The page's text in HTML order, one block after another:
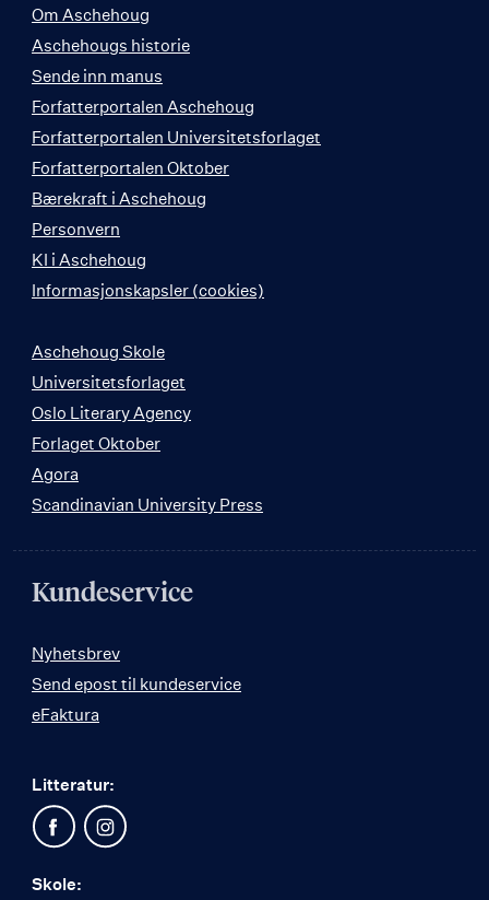
Om Aschehoug
Aschehougs historie
Sende inn manus
Forfatterportalen Aschehoug
Forfatterportalen Universitetsforlaget
Forfatterportalen Oktober
Bærekraft i Aschehoug
Personvern
KI i Aschehoug
Informasjonskapsler (cookies)
Aschehoug Skole
Universitetsforlaget
Oslo Literary Agency
Forlaget Oktober
Agora
Scandinavian University Press
Kundeservice
Nyhetsbrev
Send epost til kundeservice
eFaktura
Litteratur:
Skole: